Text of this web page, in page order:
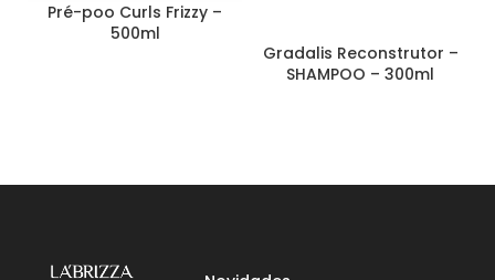
Pré-poo Curls Frizzy –
500ml
Gradalis Reconstrutor –
SHAMPOO – 300ml